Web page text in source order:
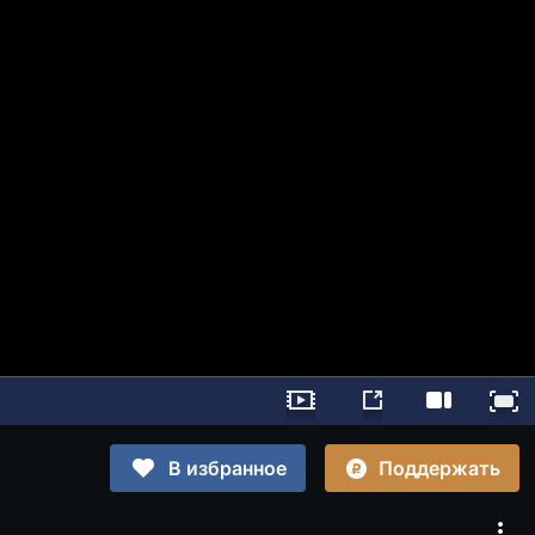
В избранное Поддержать